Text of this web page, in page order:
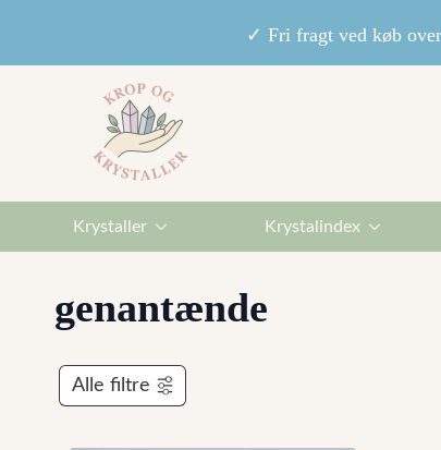
✓ Fri fragt ved køb
Krystaller Krystalindex
genantænde
Alle filtre